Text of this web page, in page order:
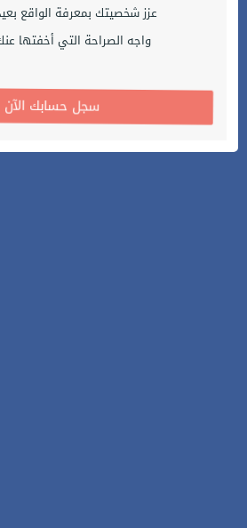
عزز شخصيتك بمعرفة الواقع
واجه الصراحة التي أخفتها
! سجل حسابك الآن